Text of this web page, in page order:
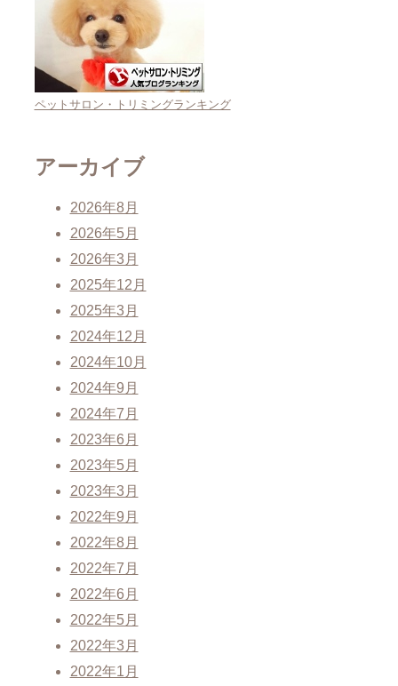
ペットサロン・トリミングランキング
アーカイブ
2026年8月
2026年5月
2026年3月
2025年12月
2025年3月
2024年12月
2024年10月
2024年9月
2024年7月
2023年6月
2023年5月
2023年3月
2022年9月
2022年8月
2022年7月
2022年6月
2022年5月
2022年3月
2022年1月